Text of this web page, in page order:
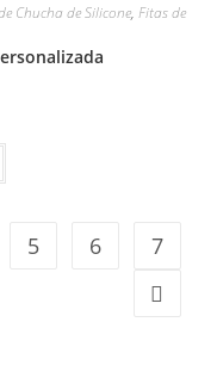
Chucha de Silicone, Fitas de
5 6 7